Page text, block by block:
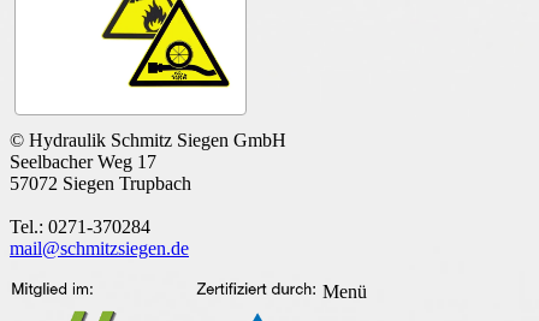
© Hydraulik Schmitz Siegen GmbH
Seelbacher Weg 17
57072 Siegen Trupbach
Tel.: 0271-370284
mail@schmitzsiegen.de
Menü